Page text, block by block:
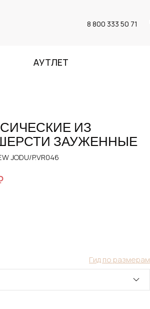
8 800 333 50 71
АУТЛЕТ
ИЗ
ЗАУЖЕННЫЕ
JODU/P.VR046
Гид по размерам